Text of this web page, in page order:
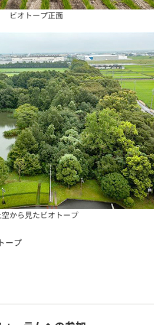
ビオトープ正面
空から見たビオトープ
ープ